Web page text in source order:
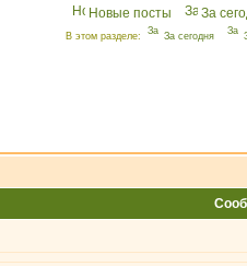
Новые посты
За
В этом разделе: За сегодня